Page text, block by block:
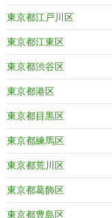
東京都江戸川区
東京都江東区
東京都渋谷区
東京都港区
東京都目黒区
東京都練馬区
東京都荒川区
東京都葛飾区
東京都豊島区